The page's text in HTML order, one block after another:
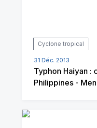
Cyclone tropical
31 Déc. 2013
Typhon Haiyan :
Philippines -